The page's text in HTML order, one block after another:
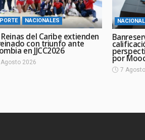
NACIONALES
Reinas del Caribe extienden
con triunfo ante
en JJCC2026
2026 por
7